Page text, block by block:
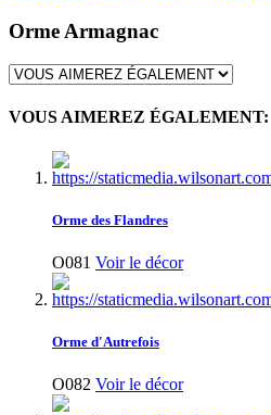
Orme Armagnac
VOUS AIMEREZ ÉGALEMENT:
Orme des Flandres
O081 Voir le décor
Orme d'Autrefois
O082 Voir le décor